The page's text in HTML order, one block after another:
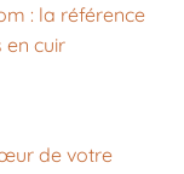
: la référence
en cuir
de votre